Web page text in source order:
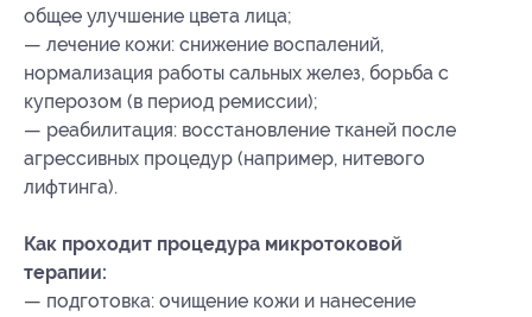
общее улучшение цвета лица;
— лечение кожи: снижение воспалений,
нормализация работы сальных желез, борьба с
куперозом (в период ремиссии);
— реабилитация: восстановление тканей после
агрессивных процедур (например, нитевого
лифтинга).
Как проходит процедура микротоковой
терапии:
— подготовка: очищение кожи и нанесение